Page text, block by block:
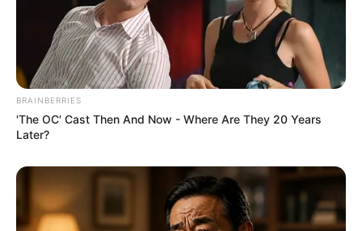
BRAINBERRIES
'The OC' Cast Then And Now - Where Are They 20 Years
Later?